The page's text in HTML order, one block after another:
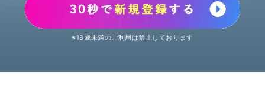
※18歳未満のご利用は禁止しております